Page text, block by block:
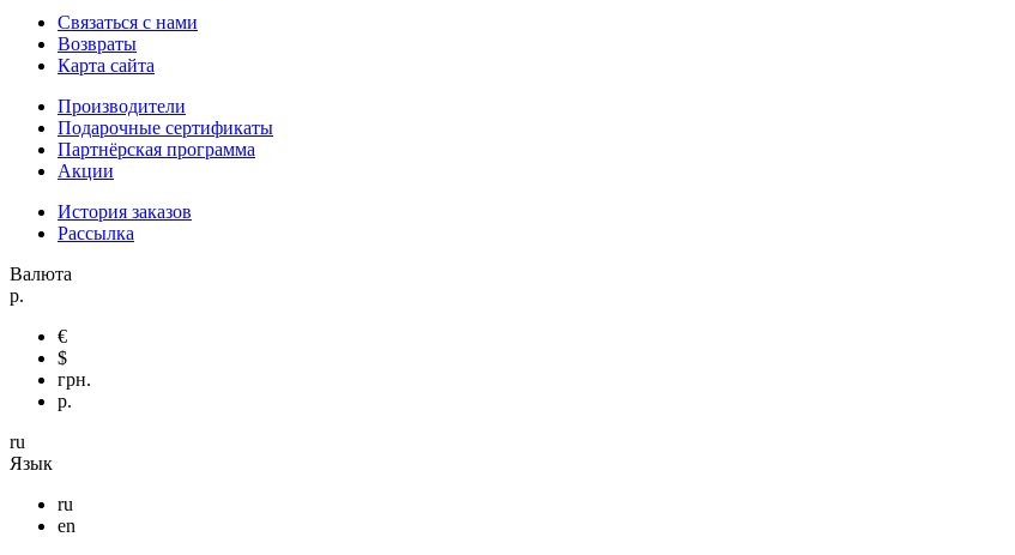
Связаться с нами
Возвраты
Карта сайта
Производители
Подарочные сертификаты
Партнёрская программа
Акции
История заказов
Рассылка
Валюта
р.
€
$
грн.
р.
ru
Язык
ru
en